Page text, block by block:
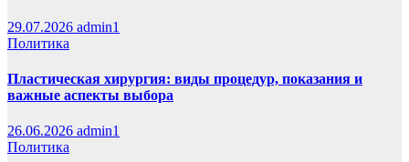
29.07.2026 admin1
Политика
Пластическая хирургия: виды процедур, показания и
важные аспекты выбора
26.06.2026 admin1
Политика